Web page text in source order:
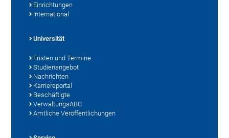
Einrichtungen
International
Universität
Fristen und Termine
Studienangebot
Nachrichten
Karriereportal
Beschäftigte
VerwaltungsABC
Amtliche Veröffentlichungen